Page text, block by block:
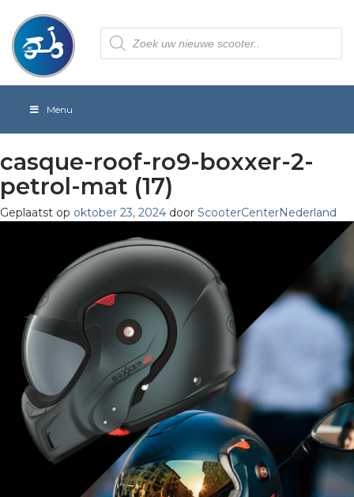
Producten
zoeken
Menu
casque-roof-ro9-boxxer-2-
petrol-mat (17)
Geplaatst op oktober 23, 2024 door ScooterCenterNederland